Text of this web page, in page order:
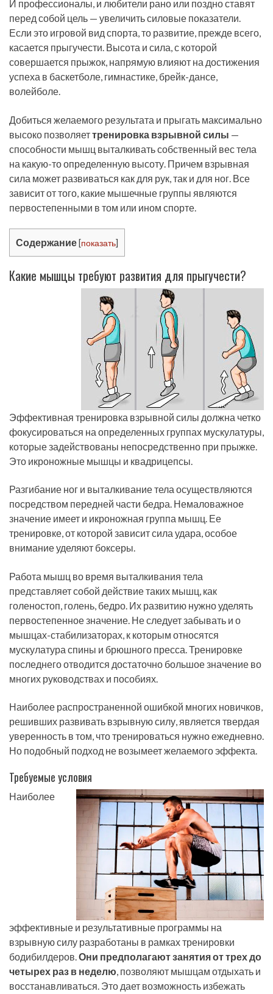
И профессионалы, и любители рано или поздно ставят
перед собой цель — увеличить силовые показатели.
Если это игровой вид спорта, то развитие, прежде всего,
касается прыгучести. Высота и сила, с которой
совершается прыжок, напрямую влияют на достижения
успеха в баскетболе, гимнастике, брейк-дансе,
волейболе.
Добиться желаемого результата и прыгать максимально
высоко позволяеттренировка взрывной силы —
способности мышц выталкивать собственный вес тела
на какую-то определенную высоту. Причем взрывная
сила может развиваться как для рук, так и для ног. Все
зависит от того, какие мышечные группы являются
первостепенными в том или ином спорте.
Содержание [показать]
Какие мышцы требуют развития для прыгучести?
Эффективная тренировка взрывной силы должна четко
фокусироваться на определенных группах мускулатуры,
которые задействованы непосредственно при прыжке.
Это икроножные мышцы и квадрицепсы.
Разгибание ног и выталкивание тела осуществляются
посредством передней части бедра. Немаловажное
значение имеет и икроножная группа мышц. Ее
тренировке, от которой зависит сила удара, особое
внимание уделяют боксеры.
Работа мышц во время выталкивания тела
представляет собой действие таких мышц, как
голеностоп, голень, бедро. Их развитию нужно уделять
первостепенное значение. Не следует забывать и о
мышцах-стабилизаторах, к которым относятся
мускулатура спины и брюшного пресса. Тренировке
последнего отводится достаточно большое значение во
многих руководствах и пособиях.
Наиболее распространенной ошибкой многих новичков,
решивших развивать взрывную силу, является твердая
уверенность в том, что тренироваться нужно ежедневно.
Но подобный подход не возымеет желаемого эффекта.
Требуемые условия
Наиболее
эффективные и результативные программы на
взрывную силу разработаны в рамках тренировки
бодибилдеров.Они предполагают занятия от трех до
четырех раз в неделю, позволяют мышцам отдыхать и
восстанавливаться. Это дает возможность избежать